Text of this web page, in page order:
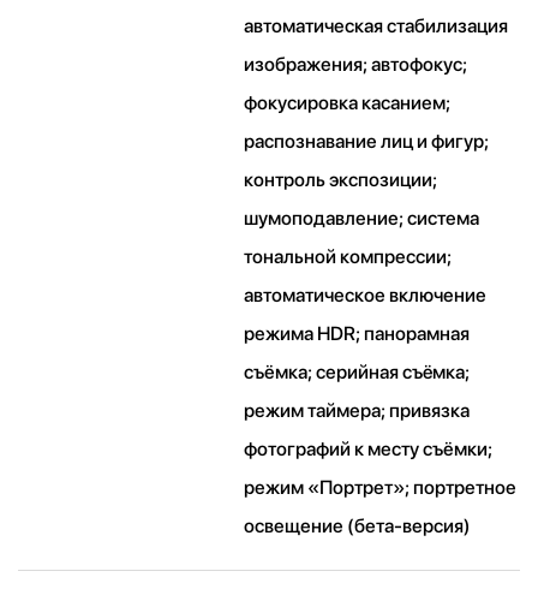
автоматическая стабилизация
изображения; автофокус;
фокусировка касанием;
распознавание лиц и фигур;
контроль экспозиции;
шумоподавление; система
тональной компрессии;
автоматическое включение
режима HDR; панорамная
съёмка; серийная съëмка;
режим таймера; привязка
фотографий к месту съёмки;
режим «Портрет»; портретное
освещение (бета‑версия)